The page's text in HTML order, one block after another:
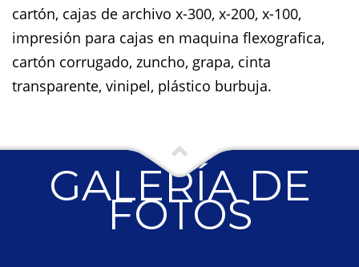
cartón, cajas de archivo x-300, x-200, x-100,
impresión para cajas en maquina flexografica,
cartón corrugado, zuncho, grapa, cinta
transparente, vinipel, plástico burbuja.
GALERÍA DE
FOTOS